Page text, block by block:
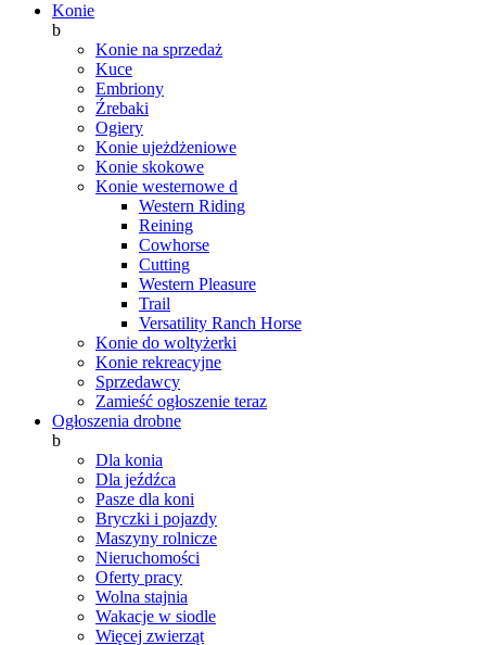
Konie
b
Konie na sprzedaż
Kuce
Embriony
Źrebaki
Ogiery
Konie ujeżdżeniowe
Konie skokowe
Konie westernowe d
Western Riding
Reining
Cowhorse
Cutting
Western Pleasure
Trail
Versatility Ranch Horse
Konie do woltyżerki
Konie rekreacyjne
Sprzedawcy
Zamieść ogłoszenie teraz
Ogłoszenia drobne
b
Dla konia
Dla jeźdźca
Pasze dla koni
Bryczki i pojazdy
Maszyny rolnicze
Nieruchomości
Oferty pracy
Wolna stajnia
Wakacje w siodle
Więcej zwierząt